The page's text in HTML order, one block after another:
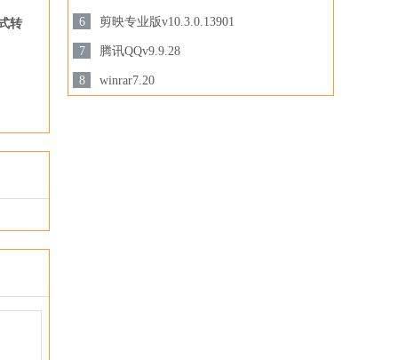
转
3.28MB /
6
剪映专业版v10.3.0.13901
694.78 MB /
下载
7
腾讯QQv9.9.28
201.87MB /
8
winrar7.20